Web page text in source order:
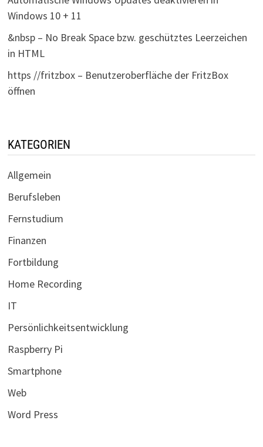
Windows 10 + 11
&nbsp – No Break Space bzw. geschütztes Leerzeichen
in HTML
https //fritzbox – Benutzeroberfläche der FritzBox
öffnen
KATEGORIEN
Allgemein
Berufsleben
Fernstudium
Finanzen
Fortbildung
Home Recording
IT
Persönlichkeitsentwicklung
Raspberry Pi
Smartphone
Web
Word Press